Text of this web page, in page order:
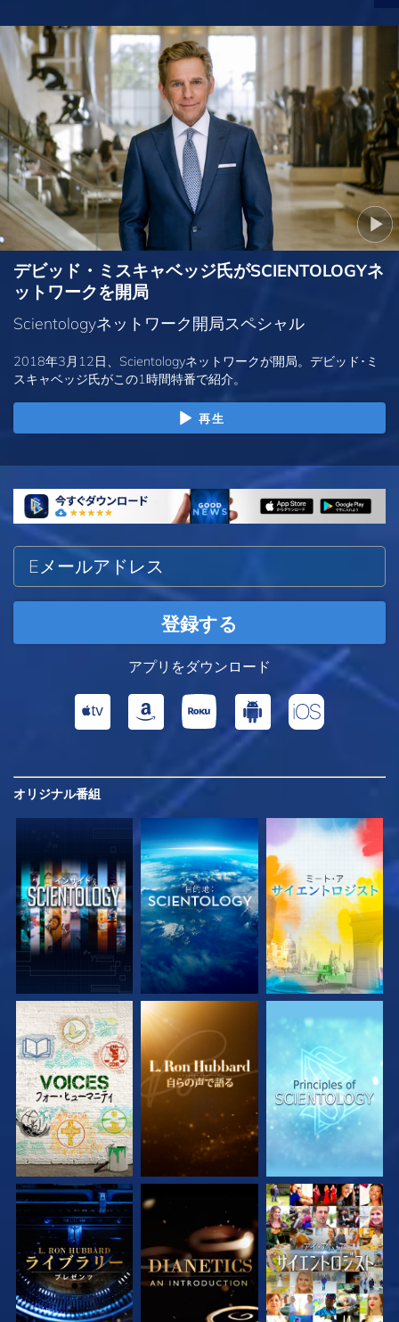
デビッド・ミスキャベッジ氏がSCIENTOLOGYネ
ットワークを開局
Scientologyネットワーク開局スペシャル
2018年3月12日、Scientologyネットワークが開局。デビッド･ミ
スキャベッジ氏がこの1時間特番で紹介。
再生
アプリをダウンロード
登録する
オリジナル番組
シリーズを探求 シリーズを探求 シリーズを探求
シリーズを探求 シリーズを探求 観る